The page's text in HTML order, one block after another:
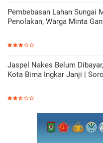
Pembebasan Lahan Sungai
Penolakan, Warga Minta
Jaspel Nakes Belum
Kota Bima Ingkar Janji |